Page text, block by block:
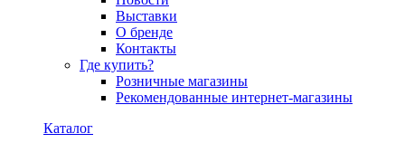
Выставки
О бренде
Контакты
Где купить?
Розничные магазины
Рекомендованные интернет-магазины
Каталог